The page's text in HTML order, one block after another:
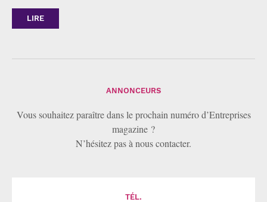
LIRE
ANNONCEURS
Vous souhaitez paraître dans le prochain numéro d’Entreprises
magazine ?
N’hésitez pas à nous contacter.
TÉL.